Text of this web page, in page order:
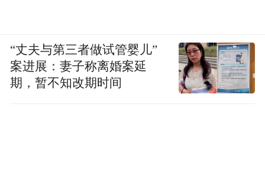
“丈夫与第三者做试管婴儿”
案进展：妻子称离婚案延
期，暂不知改期时间